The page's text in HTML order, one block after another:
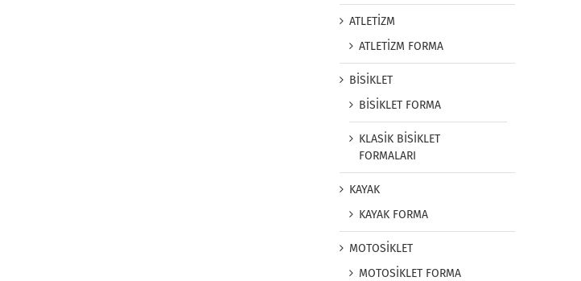
ATLETİZM
ATLETİZM FORMA
BİSİKLET
BİSİKLET FORMA
KLASİK BİSİKLET
FORMALARI
KAYAK
KAYAK FORMA
MOTOSİKLET
MOTOSİKLET FORMA